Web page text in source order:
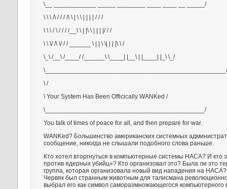
\__ ____________ _____ ________ ____ ____ __ _____/
\ \ \ /\ / / / /\ \ | \ \ | | | | / / /
\ \ \ / \ / / / /__\ \ | |\ \ | | | |/ / /
\ \ \/ /\ \/ / / ______ \ | | \ \| | | |\ \ /
\_\ /__\ /____/ /______\ \____| |__\ | |____| |_\ \_/
\___________________________________________________/
\ /
\ Your System Has Been Officically WANKed /
\_____________________________________________/
You talk of times of peace for all, and then prepare for war.
WANKed? Большинство американских системных
сообщение, никогда не слышали подобного слова раньше.
Кто хотел вторгнуться в компьютерные системы НАСА? И кто
против ядерных убийц»? Кто организовал это? Была ли это
группа, которая организовала новый вид нападения на
Червяк был странным животным для талисмана
выбрал его как символ саморазмножающегося компьютерного